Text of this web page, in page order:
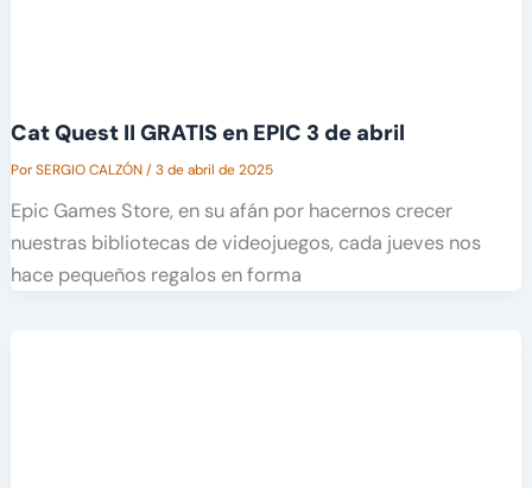
Cat Quest II GRATIS en EPIC 3 de abril
PorSERGIO CALZÓN/3 de abril de 2025
Epic Games Store, en su afán por hacernos crecer
nuestras bibliotecas de videojuegos, cada jueves nos
hace pequeños regalos en forma